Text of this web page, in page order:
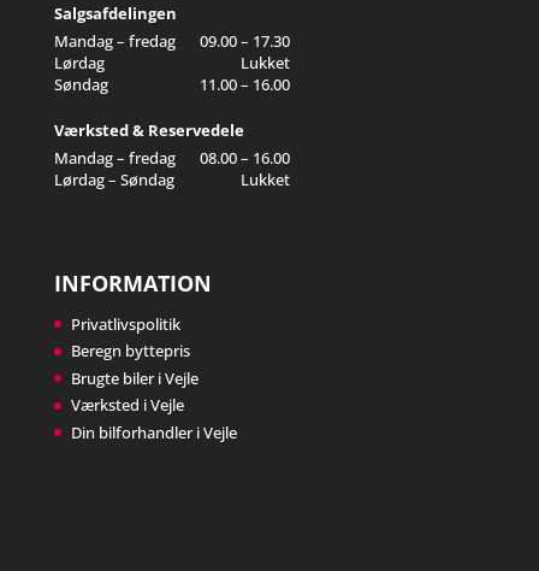
Salgsafdelingen
Mandag – fredag
09.00 – 17.30
Lørdag
Lukket
Søndag
11.00 – 16.00
Værksted & Reservedele
Mandag – fredag
08.00 – 16.00
Lørdag – Søndag
Lukket
INFORMATION
Privatlivspolitik
Beregn byttepris
Brugte biler i Vejle
Værksted i Vejle
Din bilforhandler i Vejle